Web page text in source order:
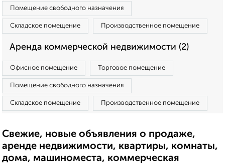
Помещение свободного назначения
Складское помещение Производственное помещение
Аренда коммерческой недвижимости (2)
Офисное помещение Торговое помещение
Помещение свободного назначения
Складское помещение Производственное помещение
Свежие, новые объявления о продаже,
аренде недвижимости, квартиры, комнаты,
дома, машиноместа, коммерческая